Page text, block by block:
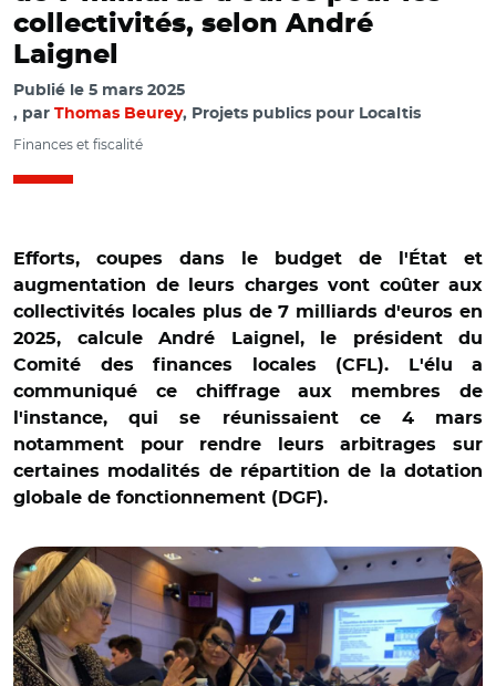
collectivités, selon André
Laignel
Publié le 5 mars 2025
par Thomas Beurey, Projets publics pour Localtis
Finances et fiscalité
Efforts, coupes dans le budget de l'État et
augmentation de leurs charges vont coûter aux
collectivités locales plus de 7 milliards d'euros en
2025, calcule André Laignel, le président du
Comité des finances locales (CFL). L'élu a
communiqué ce chiffrage aux membres de
l'instance, qui se réunissaient ce 4 mars
notamment pour rendre leurs arbitrages sur
certaines modalités de répartition de la dotation
globale de fonctionnement (DGF).